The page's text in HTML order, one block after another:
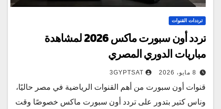
ترددات القنوات
تردد أون سبورت ماكس 2026 لمشاهدة
مباريات الدوري المصري
8 مايو، 2026 3GYPTSAT
قنوات أون سبورت من أهم القنوات الرياضية في مصر حاليًا،
وناس كتير بتدور على تردد أون سبورت ماكس خصوصًا وقت